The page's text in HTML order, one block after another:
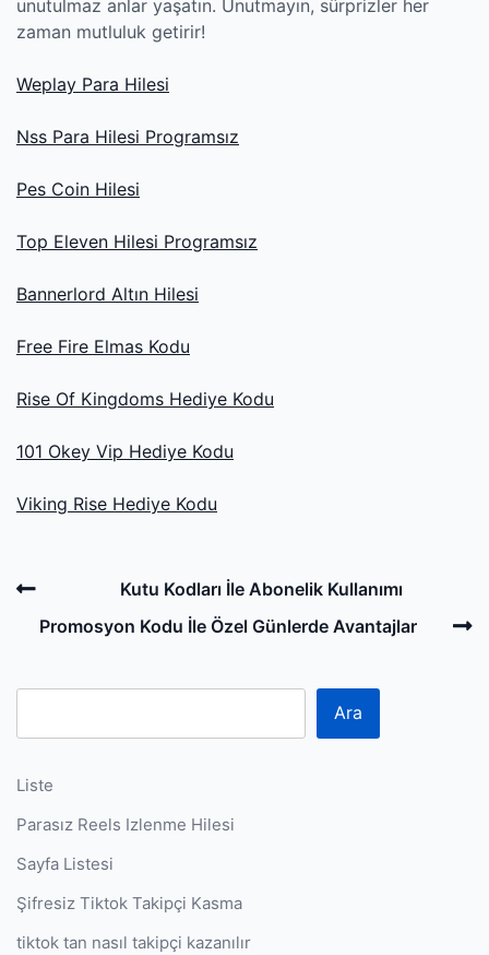
unutulmaz anlar yaşatın. Unutmayın, sürprizler her
zaman mutluluk getirir!
Weplay Para Hilesi
Nss Para Hilesi Programsız
Pes Coin Hilesi
Top Eleven Hilesi Programsız
Bannerlord Altın Hilesi
Free Fire Elmas Kodu
Rise Of Kingdoms Hediye Kodu
101 Okey Vip Hediye Kodu
Viking Rise Hediye Kodu
Post
navigation
Previous
Post
Kutu Kodları İle Abonelik Kullanımı
Promosyon Kodu İle Özel Günlerde Avantajlar
Ara
Liste
Parasız Reels Izlenme Hilesi
Sayfa Listesi
Şifresiz Tiktok Takipçi Kasma
tiktok tan nasıl takipçi kazanılır